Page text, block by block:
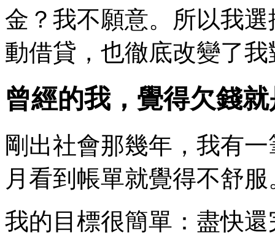
金？我不願意。所以我
動借貸，也徹底改變了
曾經的我，覺得欠錢
剛出社會那幾年，我有
月看到帳單就覺得不舒服
我的目標很簡單：盡快